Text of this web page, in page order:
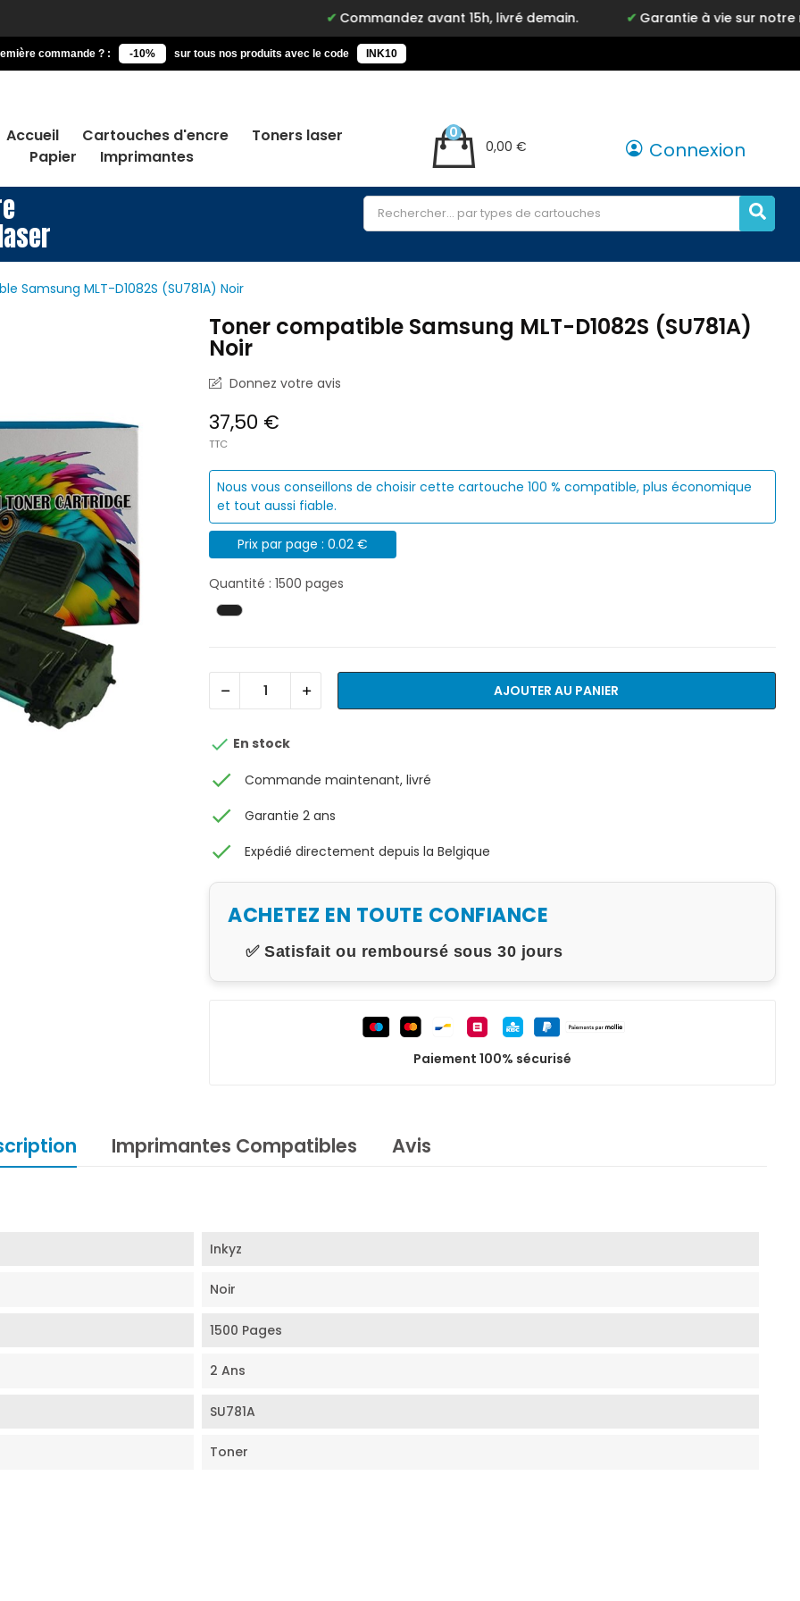
Commandez avant 15h, livré demain. Garantie à vie sur notre marque
commande ? : -10% sur tous nos produits avec le code INK10
Accueil Cartouches d'encre
Toners laser
Papier
Imprimantes
0,00 €
0
Connexion
Samsung MLT-D1082S (SU781A) Noir
Toner compatible Samsung MLT-D1082S (SU781A)
Noir
Donnez votre avis
37,50 €
TTC
Nous vous conseillons de choisir cette cartouche 100 % compatible, plus économique
et tout aussi fiable.
Prix par page : 0.02 €
Quantité : 1500 pages
AJOUTER AU PANIER
 En stock
check Commande maintenant, livré
check Garantie 2 ans
check Expédié directement depuis la Belgique
ACHETEZ EN TOUTE CONFIANCE
✅ Satisfait ou remboursé sous 30 jours
Paiement 100% sécurisé
Imprimantes Compatibles Avis
Inkyz
Noir
1500 Pages
2 Ans
SU781A
Toner